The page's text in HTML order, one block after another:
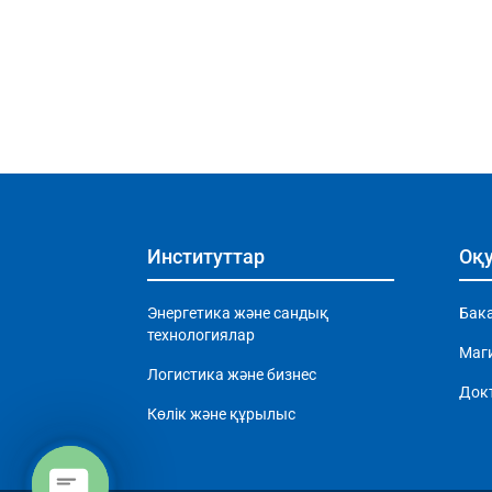
Институттар
Энергетика және сандық
технологиялар
Логистика және бизнес
Көлік және құрылыс